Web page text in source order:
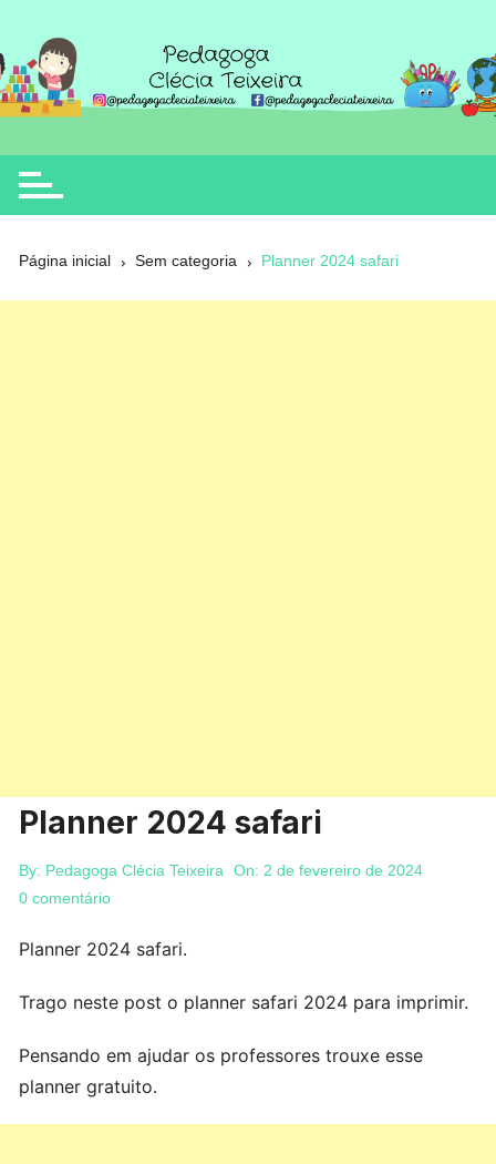
o
conteúdo
Clécia Teixeira
educação
Página inicial Sem categoria Planner 2024 safari
Planner 2024 safari
By: Pedagoga Clécia Teixeira On: 2 de fevereiro de 2024
0 comentário
Planner 2024 safari.
Trago neste post o planner safari 2024 para imprimir.
Pensando em ajudar os professores trouxe esse
planner gratuito.